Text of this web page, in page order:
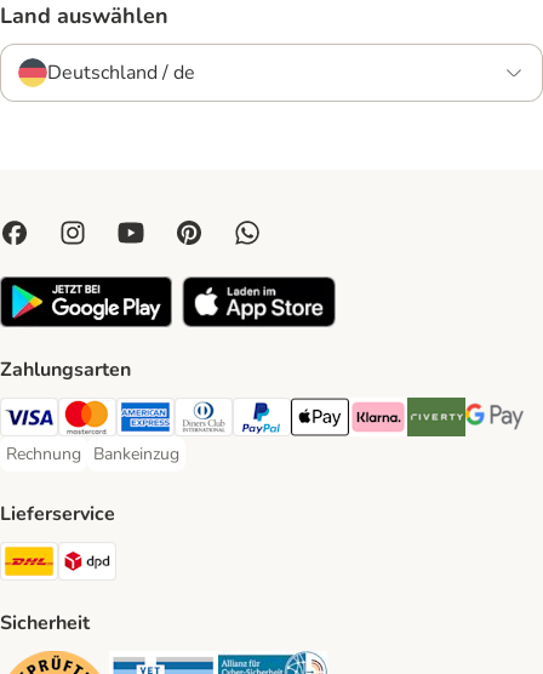
Land auswählen
Deutschland / de
Zahlungsarten
Visa Payment Method
Mastercard Payment Method
American Express Payment Method
Diners Club Payment Method
PayPal Payment Method
Apple Pay Payment Method
Klarna Payment Method
Riverty Payment
Google
Rechnung
Rechnung Payment Method
Bankeinzug
Bankeinzug Payment Method
Lieferservice
DHL Shipping Method
Sicherheit
Security Security Security